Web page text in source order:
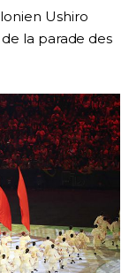
Ushiro
la parade des